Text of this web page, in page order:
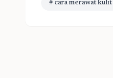
# cara merawat kulit